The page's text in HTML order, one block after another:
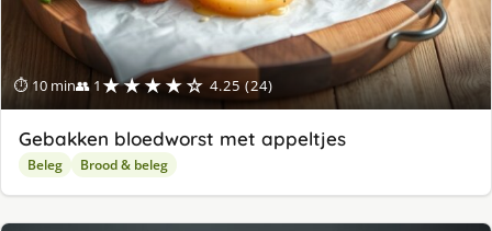
⏱ 10 min👥 1 ★★★★☆ 4.25 (24)
Gebakken bloedworst met appeltjes
Beleg Brood & beleg